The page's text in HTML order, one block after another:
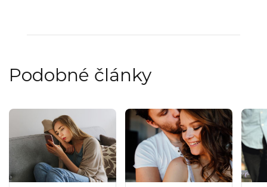
Podobné články